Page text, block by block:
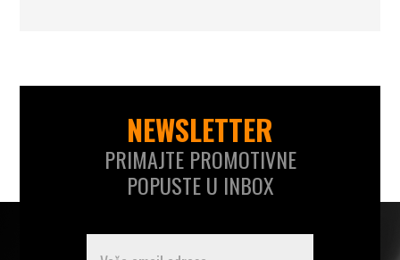
NEWSLETTER
PRIMAJTE PROMOTIVNE
POPUSTE U INBOX